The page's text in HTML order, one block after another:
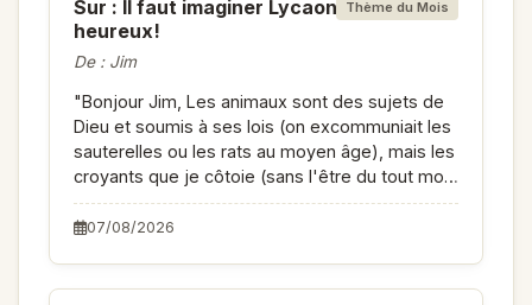
Thème du Mois
Sur : Il faut imaginer Lycaon
heureux!
De : Jim
"Bonjour Jim, Les animaux sont des sujets de
Dieu et soumis à ses lois (on excommuniait les
sauterelles ou les rats au moyen âge), mais les
croyants que je côtoie (sans l'être du tout moi-
même) voient comme une hérésie de prêter
une âme ou même des sentiments aux bêtes.
07/08/2026